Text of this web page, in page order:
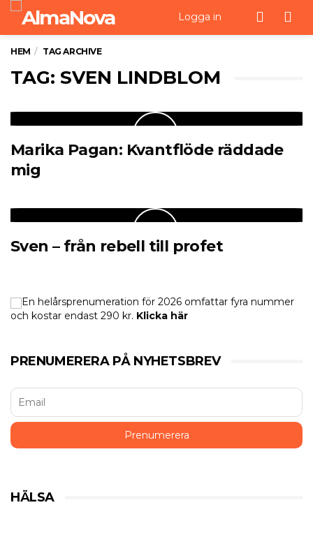
Logga in
HEM TAG ARCHIVE
TAG: SVEN LINDBLOM
Marika Pagan: Kvantflöde räddade
mig
Sven – från rebell till profet
En helårsprenumeration för 2026 omfattar fyra nummer
och kostar endast 290 kr. Klicka här
PRENUMERERA PÅ NYHETSBREV
HÄLSA